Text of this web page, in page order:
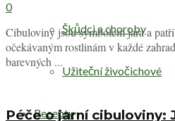
Škůdci a choroby
Užiteční živočichové
Recepty
0
Cibuloviny jsou symbolem jara a
očekávaným rostlinám v každé
barevných ...
Péče o jarní cibuloviny: